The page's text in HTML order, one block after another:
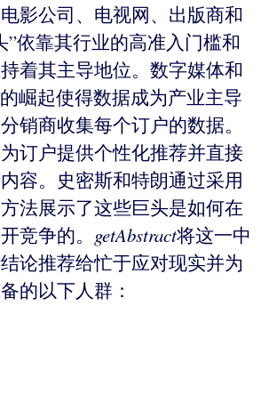
影公司、电视网、出版商和
”依靠其行业的高准入门槛和
着其主导地位。数字媒体和
崛起使得数据成为产业主导
销商收集每个订户的数据。
订户提供个性化推荐并直接
容。史密斯和特朗通过采用
法展示了这些巨头是如何在
竞争的。 getAbstract将这一中
论推荐给忙于应对现实并为
的以下人群：